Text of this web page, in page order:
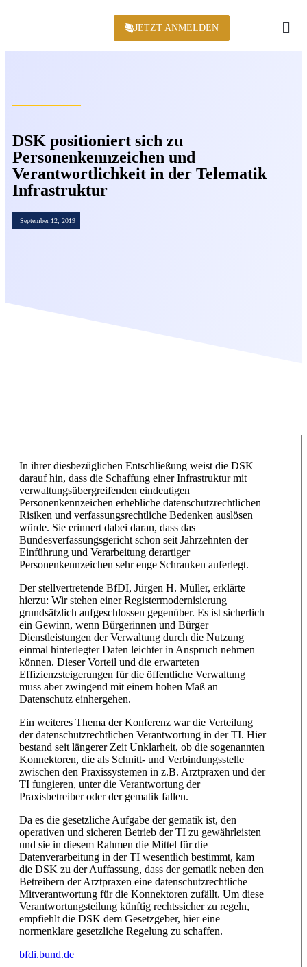
JETZT ANMELDEN
DSK positioniert sich zu
Personenkennzeichen und
Verantwortlichkeit in der Telematik
Infrastruktur
September 12, 2019
In ihrer diesbezüglichen Entschließung weist die DSK
darauf hin, dass die Schaffung einer Infrastruktur mit
verwaltungsübergreifenden eindeutigen
Personenkennzeichen erhebliche datenschutzrechtlichen
Risiken und verfassungsrechtliche Bedenken auslösen
würde. Sie erinnert dabei daran, dass das
Bundesverfassungsgericht schon seit Jahrzehnten der
Einführung und Verarbeitung derartiger
Personenkennzeichen sehr enge Schranken auferlegt.
Der stellvertretende BfDI, Jürgen H. Müller, erklärte
hierzu: Wir stehen einer Registermodernisierung
grundsätzlich aufgeschlossen gegenüber. Es ist sicherlich
ein Gewinn, wenn Bürgerinnen und Bürger
Dienstleistungen der Verwaltung durch die Nutzung
einmal hinterlegter Daten leichter in Anspruch nehmen
können. Dieser Vorteil und die erwarteten
Effizienzsteigerungen für die öffentliche Verwaltung
muss aber zwingend mit einem hohen Maß an
Datenschutz einhergehen.
Ein weiteres Thema der Konferenz war die Verteilung
der datenschutzrechtlichen Verantwortung in der TI. Hier
bestand seit längerer Zeit Unklarheit, ob die sogenannten
Konnektoren, die als Schnitt- und Verbindungsstelle
zwischen den Praxissystemen in z.B. Arztpraxen und der
TI fungieren, unter die Verantwortung der
Praxisbetreiber oder der gematik fallen.
Da es die gesetzliche Aufgabe der gematik ist, den
operativen und sicheren Betrieb der TI zu gewährleisten
und sie in diesem Rahmen die Mittel für die
Datenverarbeitung in der TI wesentlich bestimmt, kam
die DSK zu der Auffassung, dass der gematik neben den
Betreibern der Arztpraxen eine datenschutzrechtliche
Mitverantwortung für die Konnektoren zufällt. Um diese
Verantwortungsteilung künftig rechtssicher zu regeln,
empfiehlt die DSK dem Gesetzgeber, hier eine
normenklare gesetzliche Regelung zu schaffen.
bfdi.bund.de